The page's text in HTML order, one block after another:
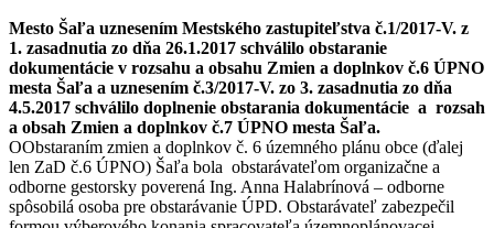
Mesto Šaľa uznesením Mestského zastupiteľstva č.1/2017-V. z
1. zasadnutia zo dňa 26.1.2017 schválilo obstaranie
dokumentácie v rozsahu a obsahu Zmien a doplnkov č.6 ÚPNO
mesta Šaľa a uznesením č.3/2017-V. zo 3. zasadnutia zo dňa
4.5.2017 schválilo doplnenie obstarania dokumentácie a rozsah
a obsah Zmien a doplnkov č.7 ÚPNO mesta Šaľa.
OObstaraním zmien a doplnkov č. 6 územného plánu obce (ďalej
len ZaD č.6 ÚPNO) Šaľa bola obstarávateľom organizačne a
odborne gestorsky poverená Ing. Anna Halabrínová – odborne
spôsobilá osoba pre obstarávanie ÚPD. Obstarávateľ zabezpečil